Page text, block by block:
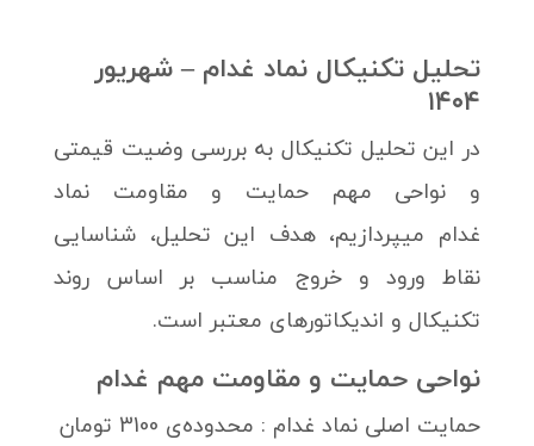
تحلیل تکنیکال نماد غدام – شهریور
۱۴۰۴
در این تحلیل تکنیکال به بررسی وضیت قیمتی
و نواحی مهم حمایت و مقاومت نماد
غدام میپردازیم، هدف این تحلیل، شناسایی
نقاط ورود و خروج مناسب بر اساس روند
تکنیکال و اندیکاتورهای معتبر است.
نواحی حمایت و مقاومت مهم غدام
حمایت اصلی نماد غدام : محدوده‌ی 3100 تومان